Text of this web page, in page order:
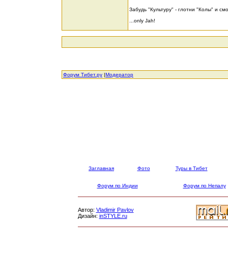
Забудь "Культуру" - глотни "Колы" и
...only Jah!
Форум Тибет.ру |Модератор
Заглавная Фото Туры в Тибет
Форум по Индии Форум по Непалу
Автор: Vladimir Pavlov
Дизайн: inSTYLE.ru